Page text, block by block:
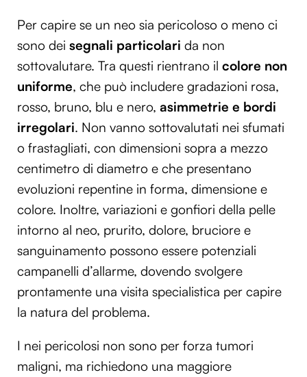
Per capire se un neo sia pericoloso o meno ci
sono dei segnali particolari da non
sottovalutare. Tra questi rientrano il colore non
uniforme, che può includere gradazioni rosa,
rosso, bruno, blu e nero, asimmetrie e bordi
irregolari. Non vanno sottovalutati nei sfumati
o frastagliati, con dimensioni sopra a mezzo
centimetro di diametro e che presentano
evoluzioni repentine in forma, dimensione e
colore. Inoltre, variazioni e gonfiori della pelle
intorno al neo, prurito, dolore, bruciore e
sanguinamento possono essere potenziali
campanelli d’allarme, dovendo svolgere
prontamente una visita specialistica per capire
la natura del problema.
I nei pericolosi non sono per forza tumori
maligni, ma richiedono una maggiore